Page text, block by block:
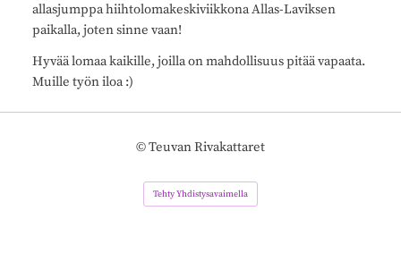
allasjumppa hiihtolomakeskiviikkona Allas-Laviksen
paikalla, joten sinne vaan!
Hyvää lomaa kaikille, joilla on mahdollisuus pitää vapaata.
Muille työn iloa :)
©Teuvan Rivakattaret
Tehty Yhdistysavaimella